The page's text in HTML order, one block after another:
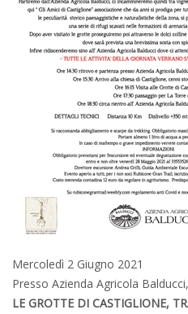
Mercoledì 2 Giugno 2021
Presso Azienda Agricola
LE GROTTE DI CASTIGLIONE,